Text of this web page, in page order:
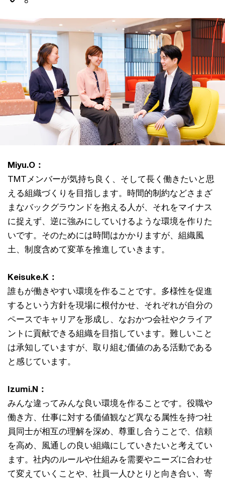
Miyu.O：
TMTメンバーが気持ち良く、そして長く働きたいと思
える組織づくりを目指します。時間的制約などさまざ
まなバックグラウンドを抱える人が、それをマイナス
に捉えず、逆に強みにしていけるような環境を作りた
いです。そのためには時間はかかりますが、組織風
土、制度含めて変革を推進していきます。
Keisuke.K：
誰もが働きやすい環境を作ることです。多様性を促進
するという方針を現場に根付かせ、それぞれが自分の
ペースでキャリアを形成し、なおかつ会社やクライア
ントに貢献できる組織を目指しています。難しいこと
は承知していますが、取り組む価値のある活動である
と感じています。
Izumi.N：
みんな違ってみんな良い環境を作ることです。役職や
働き方、仕事に対する価値観など異なる属性を持つ社
員同士が相互の理解を深め、尊重し合うことで、信頼
を高め、風通しの良い組織にしていきたいと考えてい
ます。社内のルールや仕組みを需要やニーズに合わせ
て変えていくことや、社員一人ひとりと向き合い、寄